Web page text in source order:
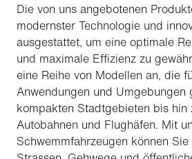
Die von uns angebotenen
modernster Technologie und
ausgestattet, um eine optimale
und maximale Effizienz zu
eine Reihe von Modellen an, die
Anwendungen und Umgebungen
kompakten Stadtgebieten bis hin
Autobahnen und Flughäfen. Mit
Schwemmfahrzeugen können